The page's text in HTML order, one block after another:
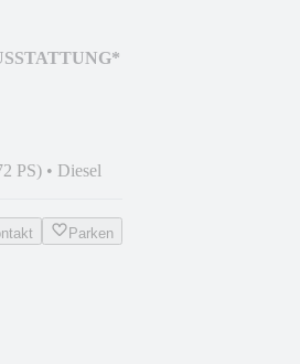
PS) • Diesel
Parken